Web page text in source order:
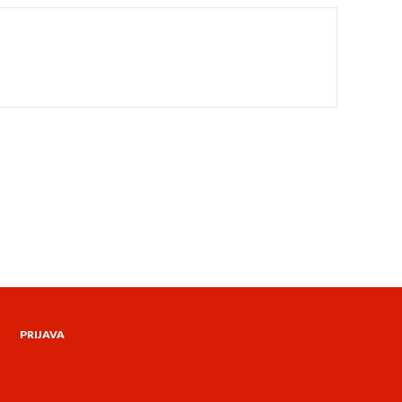
PRIJAVA